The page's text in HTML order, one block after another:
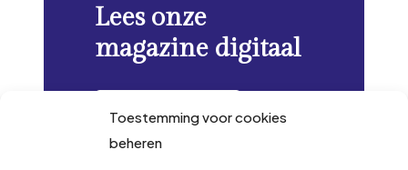
Toestemming voor cookies
beheren
Lees onze
magazine digitaal
Verder lezen